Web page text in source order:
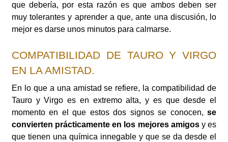
que debería, por esta razón es que ambos deben ser
muy tolerantes y aprender a que, ante una discusión, lo
mejor es darse unos minutos para calmarse.
COMPATIBILIDAD DE TAURO Y VIRGO
EN LA AMISTAD.
En lo que a una amistad se refiere, la compatibilidad de
Tauro y Virgo es en extremo alta, y es que desde el
momento en el que estos dos signos se conocen, se
convierten prácticamente en los mejores amigosy es
que tienen una química innegable y que se da desde el